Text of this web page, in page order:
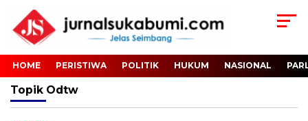
HOME PERISTIWA POLITIK HUKUM NASIONAL
Topik Odtw